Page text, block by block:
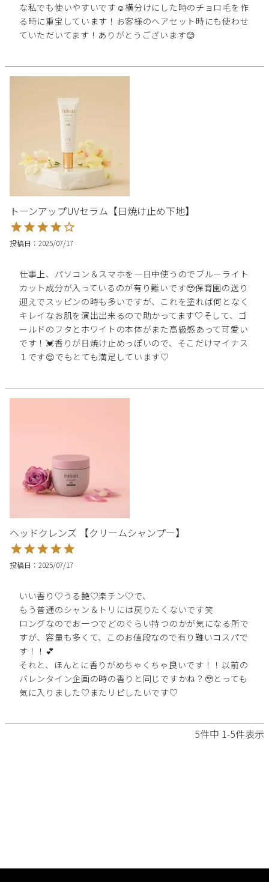
な私でも使いやすいです☺️横分けにした時のチョロ毛を作
る時に重宝しています！お客様のヘアセット時にも使わせ
ていただいてます！ありがとうございます😊
トーンアップUVセラム【日焼け止め下地】
投稿日 2025/07/17
仕事上、パソコン＆スマホを一日中使うのでブルーライト
カット成分が入っているのが有り難いです🥹保育園の送り
迎えでスッピンの時も多いですが、これを塗れば何となく
キレイなお肌を演出出来るので助かってます♡そして、ゴ
ールドのフタとホワイトの本体がまた高級感あって可愛い
です！💓香りが日焼け止めっぽいので、そこだけマイナス
１です😌でもとても満足しています♡
ヘッドクレンズ 【クリームシャンプー】
投稿日 2025/07/17
いい香り♡うる艶♡楽チン♡で、
もう普通のシャン＆トリには戻りたくないです笑
ロングなのでお一つでどのぐらい持つのかが気になる所で
すが、容量も多くて、このお値段なので有り難いコスパで
す！！💕
それと、ほんとに香りがめちゃくちゃ良いです！！以前の
バレンタイン企画の時の香りと同じですかね？🥹とっても
気に入りました♡またリピしたいです♡
5件中 1-5件表示